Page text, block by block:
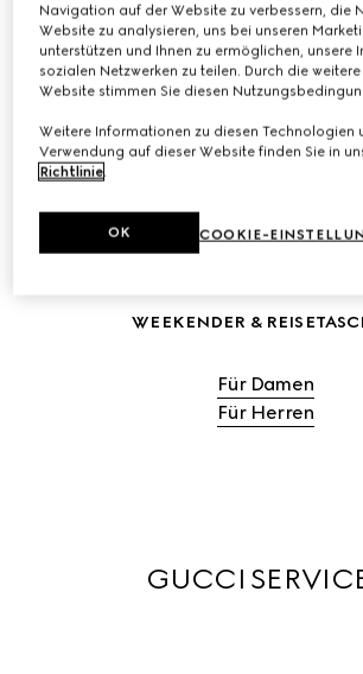
REISETASCHEN FÜR DAMEN
REISETASCHEN FÜR HERREN
WEEKENDER &
Für Damen
Für Herren
GUCCI
Navigation auf der Website zu verbessern, die
Website zu analysieren, uns bei unseren
unterstützen und Ihnen zu ermöglichen, unsere
sozialen Netzwerken zu teilen. Durch die
Website stimmen Sie diesen
Weitere Informationen zu diesen Technologien
Verwendung auf dieser Website finden Sie in
Richtlinie.
COOKIE-
OK